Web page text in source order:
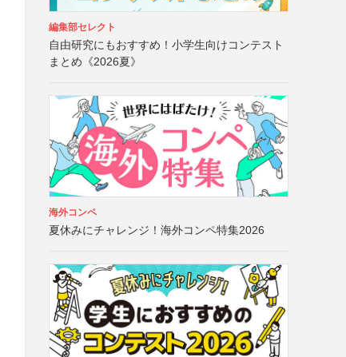
編集部セレクト
自由研究にもおすすめ！小学生向けコンテスト
まとめ《2026夏》
海外コンペ
夏休みにチャレンジ！海外コンペ特集2026